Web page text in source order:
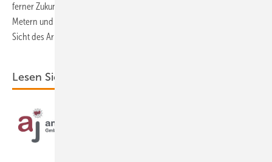
ferner Zukunft schon einsetzen: Schon bei „Nabenhöhen ab 100
Metern und Rotordurchmessern ab 77 Meter“ sei „der Einsatz aus
Sicht des Arbeitsschutzes und der Wirtschaftlichkeit zu bevorzugen“.
Lesen Sie auch: